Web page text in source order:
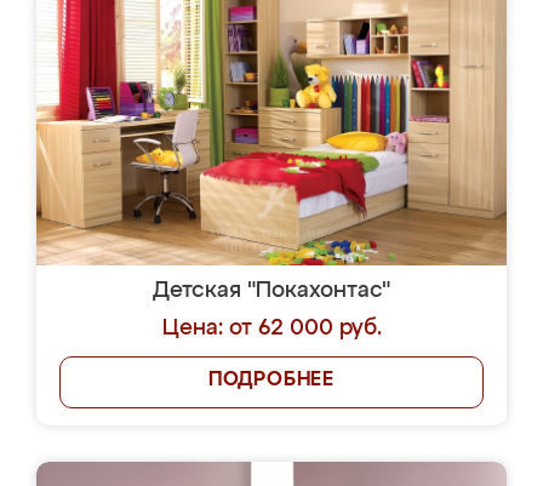
Детская "Покахонтас"
Цена: от 62 000 руб.
ПОДРОБНЕЕ